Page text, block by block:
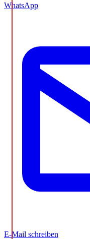
WhatsApp
E-Mail schreiben